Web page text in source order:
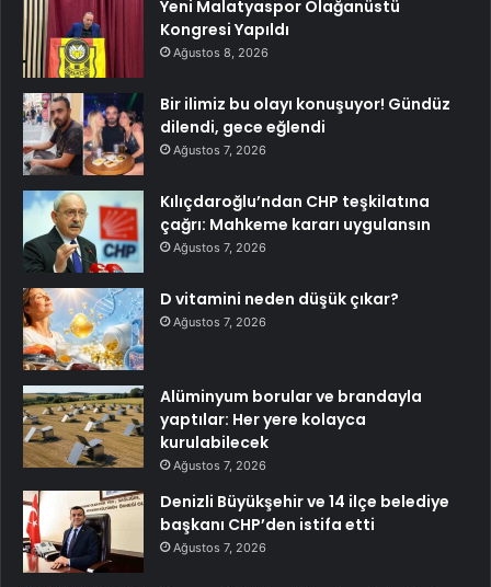
Yeni Malatyaspor Olağanüstü
Kongresi Yapıldı
Ağustos 8, 2026
Bir ilimiz bu olayı konuşuyor! Gündüz
dilendi, gece eğlendi
Ağustos 7, 2026
Kılıçdaroğlu’ndan CHP teşkilatına
çağrı: Mahkeme kararı uygulansın
Ağustos 7, 2026
D vitamini neden düşük çıkar?
Ağustos 7, 2026
Alüminyum borular ve brandayla
yaptılar: Her yere kolayca
kurulabilecek
Ağustos 7, 2026
Denizli Büyükşehir ve 14 ilçe belediye
başkanı CHP’den istifa etti
Ağustos 7, 2026